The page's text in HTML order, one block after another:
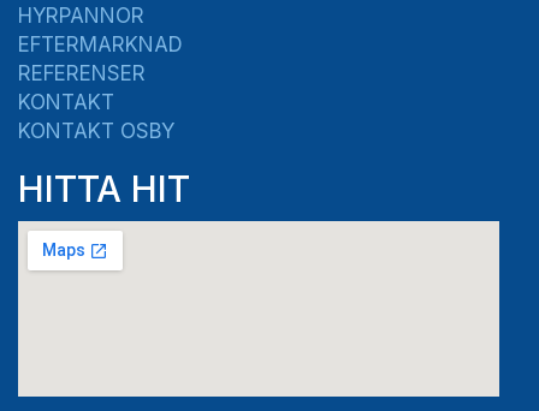
HYRPANNOR
EFTERMARKNAD
REFERENSER
KONTAKT
KONTAKT OSBY
HITTA HIT